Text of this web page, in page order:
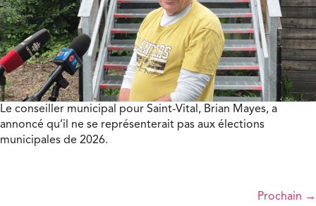
Le conseiller municipal pour Saint-Vital, Brian Mayes, a
annoncé qu’il ne se représenterait pas aux élections
municipales de 2026.
Prochain →